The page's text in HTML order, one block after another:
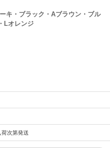
キ・ブラック・Aブラウン・ブル
Lオレンジ
次第発送